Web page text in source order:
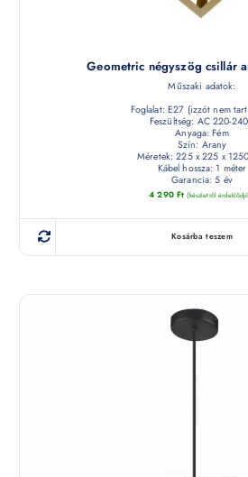
Geometric négyszög csillár
Műszaki adatok:
Foglalat: E27 (izzót nem
Feszültség: AC 220-
Anyaga: Fém
Szín: Arany
Méretek: 225 x 225 x
Kábel hossza: 1 méter
Garancia: 5 év
4 290 Ft (készletről
Kosárba teszem